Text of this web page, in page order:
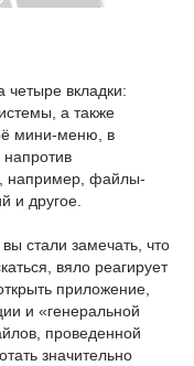
вкладки:
а также
мини-меню, в
напротив
например, файлы-
и другое.
стали замечать, что
вяло реагирует
приложение,
и «генеральной
проведенной
значительно